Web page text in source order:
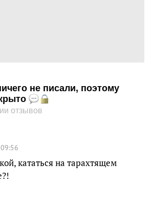
не писали, поэтому
отзывов
кататься на тарахтящем